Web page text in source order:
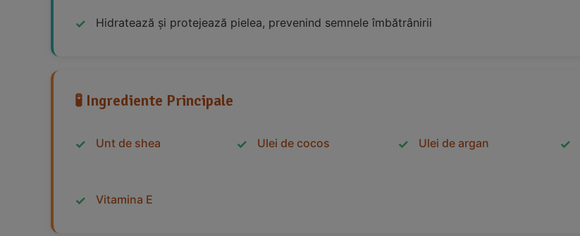
Hidratează și protejează pielea, prevenind semnele îmbătrânirii
🧪 Ingrediente Principale
Unt de shea Ulei de cocos Ulei de argan
Vitamina E